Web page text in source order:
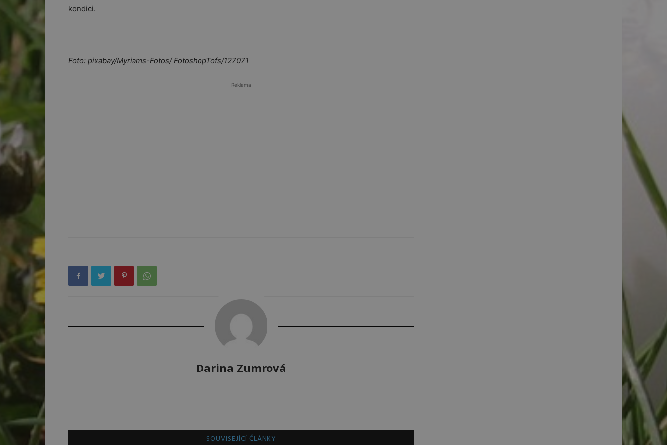
kondici.
Foto: pixabay/Myriams-Fotos/ FotoshopTofs/127071
Reklama
Darina Zumrová
SOUVISEJÍCÍ ČLÁNKY